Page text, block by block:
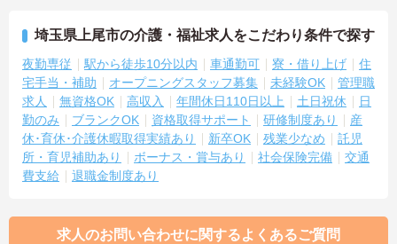
埼玉県上尾市の介護・福祉求人をこだわり条件で探す
夜勤専従 駅から徒歩10分以内 車通勤可 寮・借り上げ
住
宅手当・補助
オープニングスタッフ募集 未経験OK
管理職
求人
無資格OK 高収入 年間休日110日以上 土日祝休
日
勤のみ
ブランクOK 資格取得サポート 研修制度あり
産
休･育休･介護休暇取得実績あり
新卒OK 残業少なめ
託児
所・育児補助あり
ボーナス・賞与あり 社会保険完備
交通
費支給
退職金制度あり
求人のお問い合わせに関するよくあるご質問